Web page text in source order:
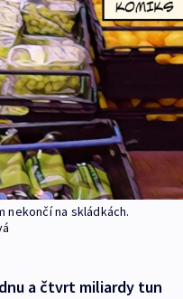
nekončí na skládkách.
a čtvrt miliardy tun